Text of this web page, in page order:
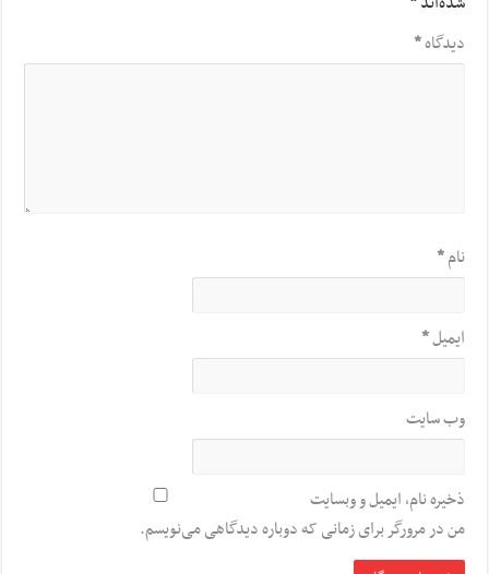
دیدگاه*
نام*
ایمیل*
وب‌ سایت
ذخیره نام، ایمیل و وبسایت
من در مرورگر برای زمانی که دوباره دیدگاهی می‌نویسم.